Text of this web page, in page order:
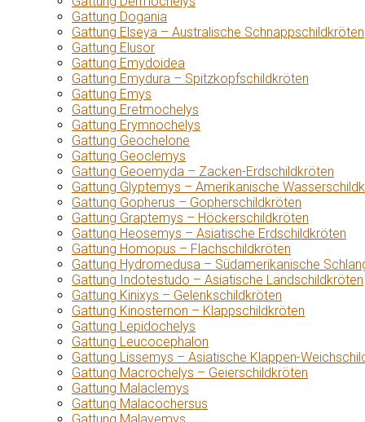
Gattung Dogania
Gattung Elseya – Australische Schnappschildkröten
Gattung Elusor
Gattung Emydoidea
Gattung Emydura – Spitzkopfschildkröten
Gattung Emys
Gattung Eretmochelys
Gattung Erymnochelys
Gattung Geochelone
Gattung Geoclemys
Gattung Geoemyda – Zacken-Erdschildkröten
Gattung Glyptemys – Amerikanische
Gattung Gopherus – Gopherschildkröten
Gattung Graptemys – Höckerschildkröten
Gattung Heosemys – Asiatische Erdschildkröten
Gattung Homopus – Flachschildkröten
Gattung Hydromedusa – Südamerikanische
Gattung Indotestudo – Asiatische Landschildkröten
Gattung Kinixys – Gelenkschildkröten
Gattung Kinosternon – Klappschildkröten
Gattung Lepidochelys
Gattung Leucocephalon
Gattung Lissemys – Asiatische Klappen-
Gattung Macrochelys – Geierschildkröten
Gattung Malaclemys
Gattung Malacochersus